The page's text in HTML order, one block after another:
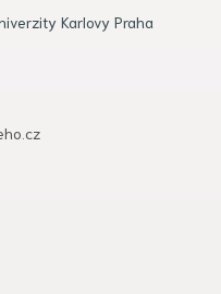
Karlovy Praha